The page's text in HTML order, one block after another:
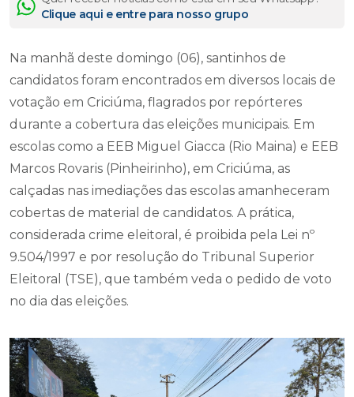
Clique aqui e entre para nosso grupo
Na manhã deste domingo (06), santinhos de
candidatos foram encontrados em diversos locais de
votação em Criciúma, flagrados por repórteres
durante a cobertura das eleições municipais. Em
escolas como a EEB Miguel Giacca (Rio Maina) e EEB
Marcos Rovaris (Pinheirinho), em Criciúma, as
calçadas nas imediações das escolas amanheceram
cobertas de material de candidatos. A prática,
considerada crime eleitoral, é proibida pela Lei nº
9.504/1997 e por resolução do Tribunal Superior
Eleitoral (TSE), que também veda o pedido de voto
no dia das eleições.